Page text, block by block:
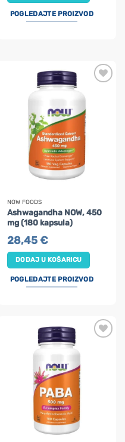
POGLEDAJTE PROIZVOD
NOW FOODS
Ashwagandha NOW, 450
mg (180 kapsula)
28,45€
DODAJ U KOŠARICU
POGLEDAJTE PROIZVOD